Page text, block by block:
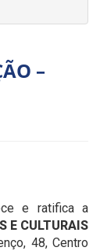
–
e ratifica a
E CULTURAIS
48, Centro